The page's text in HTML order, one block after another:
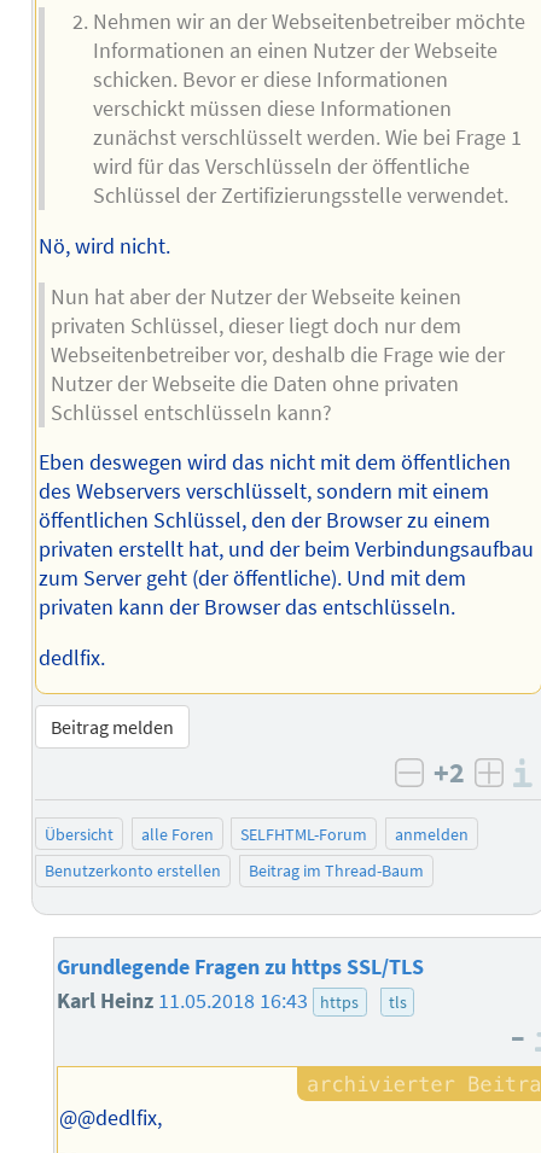
Nehmen wir an der Webseitenbetreiber möchte
Informationen an einen Nutzer der Webseite
schicken. Bevor er diese Informationen
verschickt müssen diese Informationen
zunächst verschlüsselt werden. Wie bei Frage 1
wird für das Verschlüsseln der öffentliche
Schlüssel der Zertifizierungsstelle verwendet.
Nö, wird nicht.
Nun hat aber der Nutzer der Webseite keinen
privaten Schlüssel, dieser liegt doch nur dem
Webseitenbetreiber vor, deshalb die Frage wie der
Nutzer der Webseite die Daten ohne privaten
Schlüssel entschlüsseln kann?
Eben deswegen wird das nicht mit dem öffentlichen
des Webservers verschlüsselt, sondern mit einem
öffentlichen Schlüssel, den der Browser zu einem
privaten erstellt hat, und der beim Verbindungsaufbau
zum Server geht (der öffentliche). Und mit dem
privaten kann der Browser das entschlüsseln.
dedlfix.
Beitrag melden
negativ
+2
Übersicht alle Foren SELFHTML-Forum
anmelden
Benutzerkonto erstellen
Beitrag im Thread-Baum
Grundlegende Fragen zu https SSL/TLS
Karl Heinz 11.05.2018 16:43 https tls
–
@@dedlfix,